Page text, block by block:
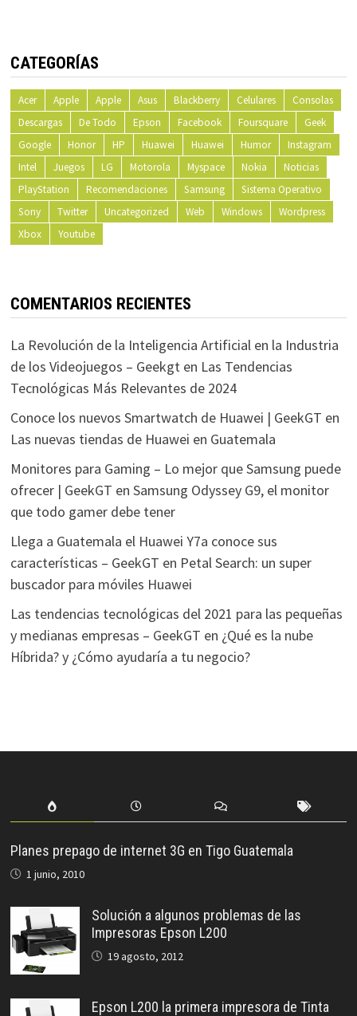
CATEGORÍAS
Acer Apple Apple Asus Blackberry Celulares
Consolas
Descargas
De Todo Epson Facebook Foursquare
Geek
Google
Honor HP Huawei Huawei Humor
Instagram
Intel
Juegos LG Motorola Myspace Nokia
Noticias
PlayStation
Recomendaciones Samsung
Sistema Operativo
Sony
Twitter Uncategorized Web Windows
Wordpress
Xbox
Youtube
COMENTARIOS RECIENTES
La Revolución de la Inteligencia Artificial en la Industria
de los Videojuegos – Geekgten Las Tendencias
Tecnológicas Más Relevantes de 2024
Conoce los nuevos Smartwatch de Huawei | GeekGT en
Las nuevas tiendas de Huawei en Guatemala
Monitores para Gaming – Lo mejor que Samsung puede
ofrecer | GeekGT en Samsung Odyssey G9, el monitor
que todo gamer debe tener
Llega a Guatemala el Huawei Y7a conoce sus
características – GeekGT en Petal Search: un super
buscador para móviles Huawei
Las tendencias tecnológicas del 2021 para las pequeñas
y medianas empresas – GeekGT en ¿Qué es la nube
Híbrida? y ¿Cómo ayudaría a tu negocio?
Planes prepago de internet 3G en Tigo Guatemala
1 junio, 2010
Solución a algunos problemas de las
Impresoras Epson L200
19 agosto, 2012
Epson L200 la primera impresora de Tinta